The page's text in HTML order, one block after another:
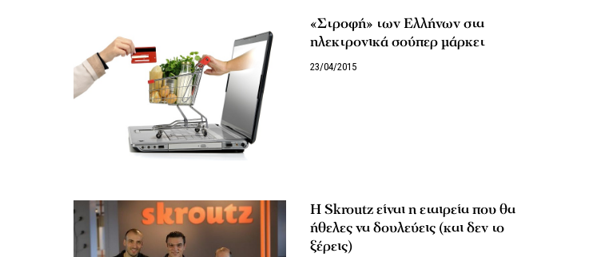
«Στροφή» των Ελλήνων στα
ηλεκτρονικά σούπερ μάρκετ
23/04/2015
Η Skroutz είναι η εταιρεία που θα
ήθελες να δουλεύεις (και δεν το
ξέρεις)